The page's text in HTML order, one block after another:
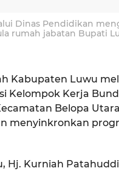
Dinas Pendidikan
rumah jabatan Bupati
Kabupaten Luwu
Kelompok Kerja
Belopa
menyinkronkan
Hj. Kurniah